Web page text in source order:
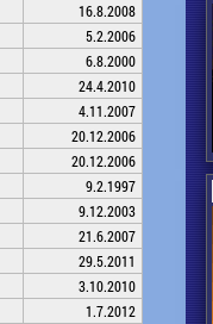
16.8.2008
5.2.2006
6.8.2000
24.4.2010
4.11.2007
20.12.2006
20.12.2006
9.2.1997
9.12.2003
21.6.2007
29.5.2011
3.10.2010
1.7.2012